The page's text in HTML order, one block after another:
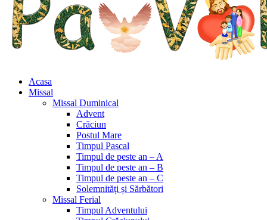
Acasa
Missal
Missal Duminical
Advent
Crăciun
Postul Mare
Timpul Pascal
Timpul de peste an – A
Timpul de peste an – B
Timpul de peste an – C
Solemnități și Sărbători
Missal Ferial
Timpul Adventului